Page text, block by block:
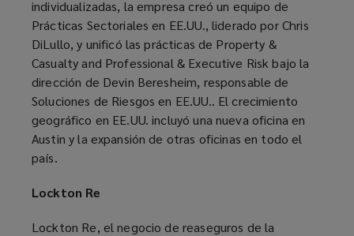
individualizadas, la empresa creó un equipo de
Prácticas Sectoriales en EE.UU., liderado por Chris
DiLullo, y unificó las prácticas de Property &
Casualty and Professional & Executive Risk bajo la
dirección de Devin Beresheim, responsable de
Soluciones de Riesgos en EE.UU.. El crecimiento
geográfico en EE.UU. incluyó una nueva oficina en
Austin y la expansión de otras oficinas en todo el
país.
Lockton Re
Lockton Re, el negocio de reaseguros de la